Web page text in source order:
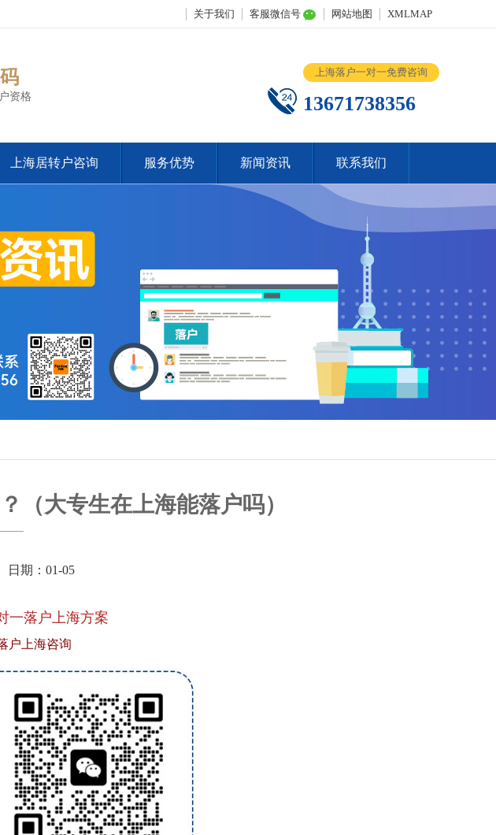
关于我们 客服微信号 网站地图 XMLMAP
资格
上海落户一对一免费咨询
13671738356
上海居转户咨询 服务优势 新闻资讯 联系我们
（大专生在上海能落户吗）
日期：01-05
一落户上海方案
户上海咨询